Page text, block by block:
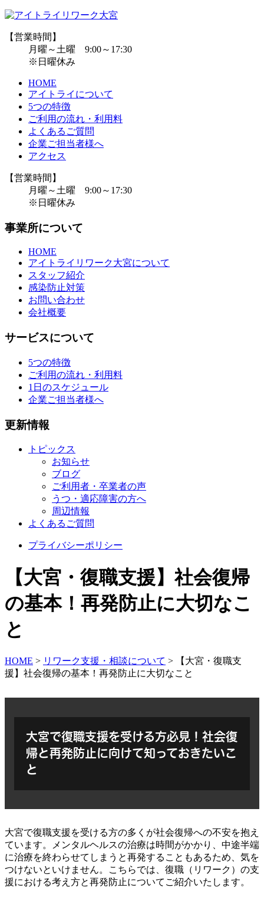
【営業時間】
月曜～土曜 9:00～17:30
※日曜休み
HOME
アイトライについて
5つの特徴
ご利用の流れ・利用料
よくあるご質問
企業ご担当者様へ
アクセス
【営業時間】
月曜～土曜 9:00～17:30
※日曜休み
事業所について
HOME
アイトライリワーク大宮について
スタッフ紹介
感染防止対策
お問い合わせ
会社概要
サービスについて
5つの特徴
ご利用の流れ・利用料
1日のスケジュール
企業ご担当者様へ
更新情報
トピックス
お知らせ
ブログ
ご利用者・卒業者の声
うつ・適応障害の方へ
周辺情報
よくあるご質問
プライバシーポリシー
【大宮・復職支援】社会復帰
の基本！再発防止に大切なこ
と
HOME > リワーク支援・相談について >
【大宮・復職支
援】社会復帰の基本！再発防止に大切なこと
大宮で復職支援を受ける方必見！社会復
帰と再発防止に向けて知っておきたいこ
と
大宮で復職支援を受ける方の多くが社会復帰への不安を抱え
ています。メンタルヘルスの治療は時間がかかり、中途半端
に治療を終わらせてしまうと再発することもあるため、気を
つけないといけません。こちらでは、復職（リワーク）の支
援における考え方と再発防止についてご紹介いたします。